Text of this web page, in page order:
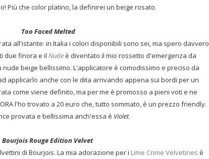
Più che color platino, la definirei un beige rosato.
Too Faced Melted
all'istante: in Italia i colori disponibili sono sei, ma spero davvero
due finora e ilNude è diventato il mio rossetto d'emergenza da
beige bellissimo. L'applicatore è comodissimo e preciso da
applicarlo anche con le dita arrivando appena sui bordi per un
come viene definito, ma per me è promosso a pieni voti e ne
l'ho trovato a 20 euro che, tutto sommato, è un prezzo friendly.
provata e bellissima anch'essa è Violet.
Bourjois Rouge Edition Velvet
di Bourjois. La mia adorazione per i Lime Crime Velvetines è